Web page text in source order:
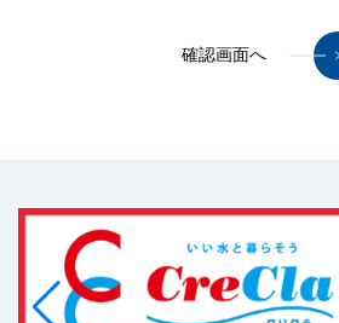
確認画面へ